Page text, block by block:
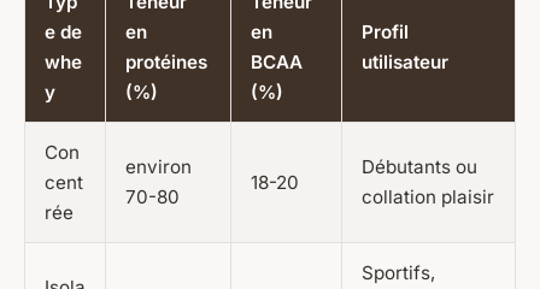
e de
whe
y
en
protéines
(%)
en
BCAA
(%)
Profil
utilisateur
Con
cent
rée
environ
70-80
18-20
Débutants ou
collation plaisir
Sportifs,